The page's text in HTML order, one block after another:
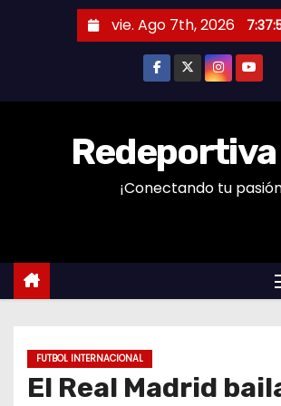
n
vie. Ago 7th, 2026
Redeportiva
¡Conectando tu
FUTBOL INTERNACIONAL
El Real Madrid